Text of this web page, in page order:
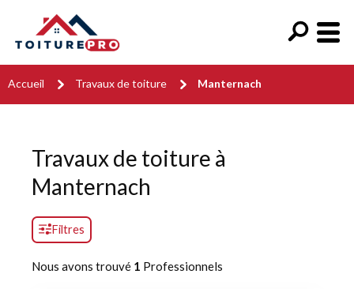
Accueil Travaux de toiture Manternach
Travaux de toiture à
Manternach
Filtres
Nous avons trouvé 1 Professionnels